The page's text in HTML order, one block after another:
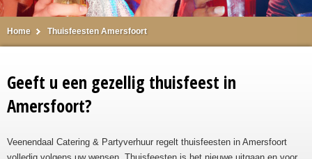
Home Thuisfeesten Amersfoort
Geeft u een gezellig thuisfeest in
Amersfoort?
Veenendaal Catering & Partyverhuur regelt thuisfeesten in Amersfoort